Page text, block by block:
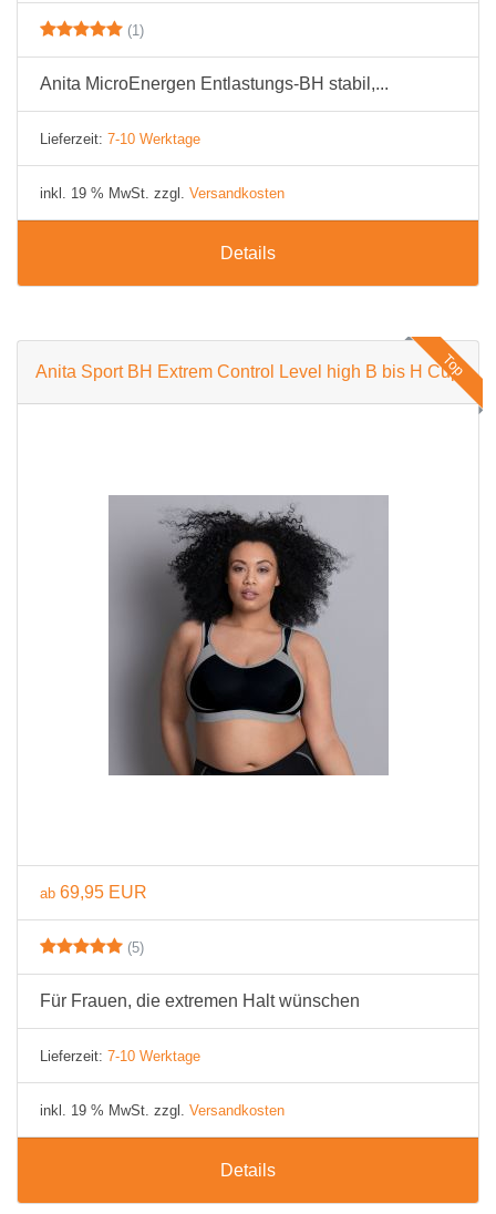
(1)
Anita MicroEnergen Entlastungs-BH stabil,...
Lieferzeit: 7-10 Werktage
inkl. 19 % MwSt. zzgl. Versandkosten
Details
Top
Anita Sport BH Extrem Control Level high B bis H Cup
ab 69,95 EUR
(5)
Für Frauen, die extremen Halt wünschen
Lieferzeit: 7-10 Werktage
inkl. 19 % MwSt. zzgl. Versandkosten
Details